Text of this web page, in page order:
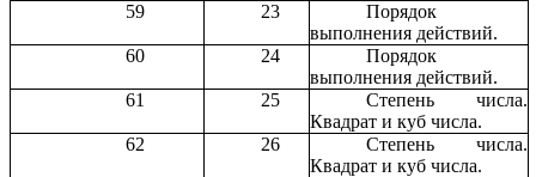
59
23
Порядок
выполнения действий.
60
24
Порядок
выполнения действий.
61
25
Степень числа.
Квадрат и куб числа.
62
26
Степень числа.
Квадрат и куб числа.